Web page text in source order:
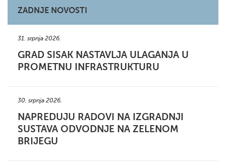
ZADNJE NOVOSTI
31. srpnja 2026.
GRAD SISAK NASTAVLJA ULAGANJA U
PROMETNU INFRASTRUKTURU
30. srpnja 2026.
NAPREDUJU RADOVI NA IZGRADNJI
SUSTAVA ODVODNJE NA ZELENOM
BRIJEGU